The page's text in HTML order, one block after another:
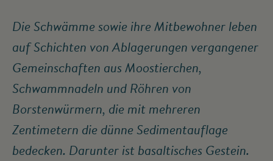
Die Schwämme sowie ihre Mitbewohner leben
auf Schichten von Ablagerungen vergangener
Gemeinschaften aus Moostierchen,
Schwammnadeln und Röhren von
Borstenwürmern, die mit mehreren
Zentimetern die dünne Sedimentauflage
bedecken. Darunter ist basaltisches Gestein.